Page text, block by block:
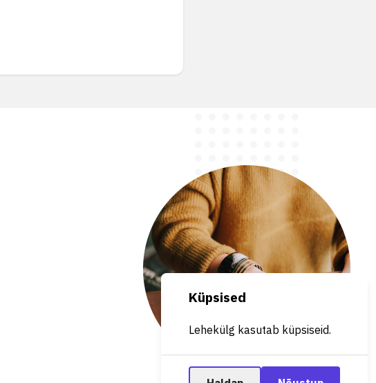
Küpsised
Lehekülg kasutab küpsiseid.